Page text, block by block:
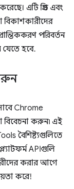
এটি গ্রিড এবং
বিকাশকারীদের
পরিবর্তন
হবে.
Chrome
বিবেচনা করুন৷ এই
বৈশিষ্ট্যগুলিতে
APIগুলি
করার আগে
করে!